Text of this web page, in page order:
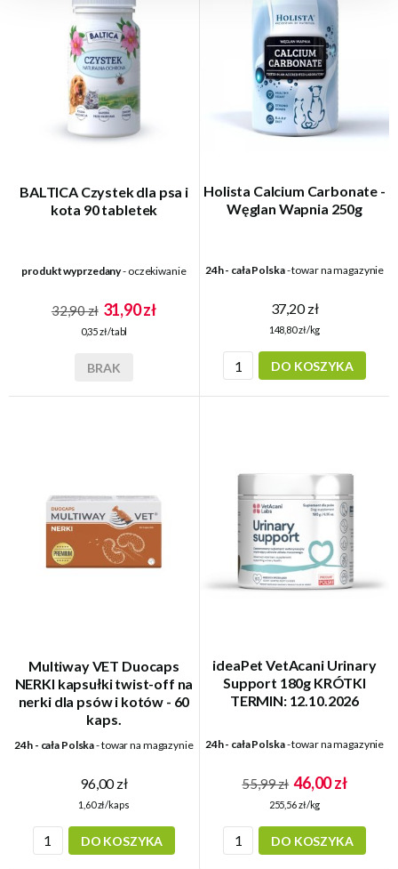
BALTICA Czystek dla psa i
kota 90 tabletek
produkt wyprzedany- oczekiwanie
32,90 zł 31,90 zł
0,35 zł/tabl
BRAK
Holista Calcium Carbonate -
Węglan Wapnia 250g
24h - cała Polska- towar na magazynie
37,20 zł
148,80 zł/kg
DO KOSZYKA
Multiway VET Duocaps
NERKI kapsułki twist-off na
nerki dla psów i kotów - 60
kaps.
24h - cała Polska- towar na magazynie
96,00 zł
1,60 zł/kaps
DO KOSZYKA
ideaPet VetAcani Urinary
Support 180g KRÓTKI
TERMIN: 12.10.2026
24h - cała Polska- towar na magazynie
55,99 zł 46,00 zł
255,56 zł/kg
DO KOSZYKA